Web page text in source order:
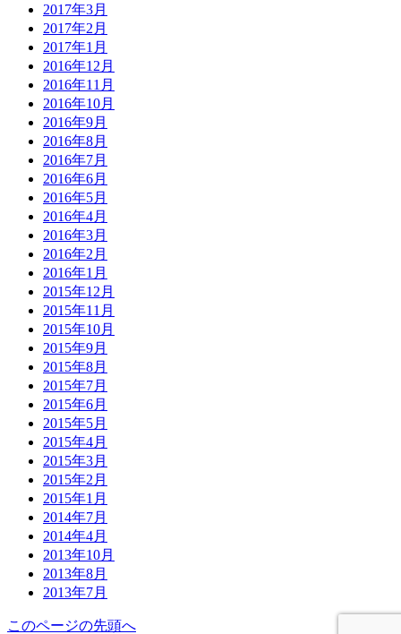
2017年3月
2017年2月
2017年1月
2016年12月
2016年11月
2016年10月
2016年9月
2016年8月
2016年7月
2016年6月
2016年5月
2016年4月
2016年3月
2016年2月
2016年1月
2015年12月
2015年11月
2015年10月
2015年9月
2015年8月
2015年7月
2015年6月
2015年5月
2015年4月
2015年3月
2015年2月
2015年1月
2014年7月
2014年4月
2013年10月
2013年8月
2013年7月
このページの先頭へ